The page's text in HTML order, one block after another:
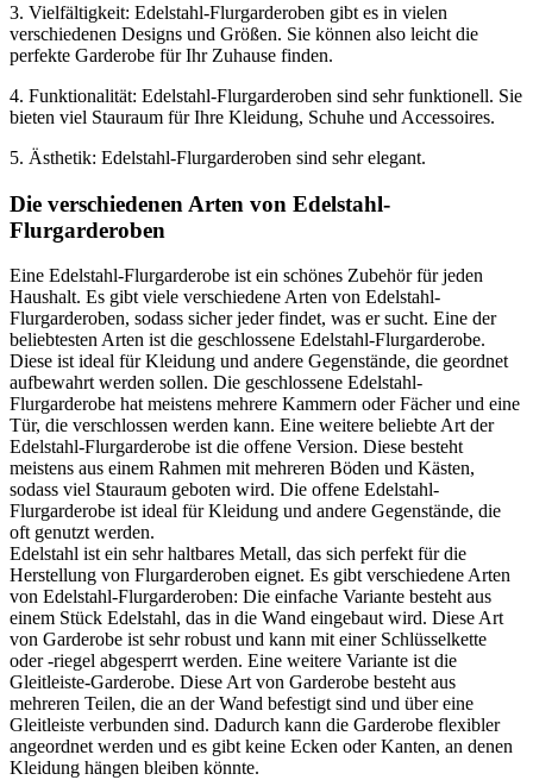
3. Vielfältigkeit: Edelstahl-Flurgarderoben gibt es in vielen
verschiedenen Designs und Größen. Sie können also leicht die
perfekte Garderobe für Ihr Zuhause finden.
4. Funktionalität: Edelstahl-Flurgarderoben sind sehr funktionell. Sie
bieten viel Stauraum für Ihre Kleidung, Schuhe und Accessoires.
5. Ästhetik: Edelstahl-Flurgarderoben sind sehr elegant.
Die verschiedenen Arten von Edelstahl-
Flurgarderoben
Eine Edelstahl-Flurgarderobe ist ein schönes Zubehör für jeden
Haushalt. Es gibt viele verschiedene Arten von Edelstahl-
Flurgarderoben, sodass sicher jeder findet, was er sucht. Eine der
beliebtesten Arten ist die geschlossene Edelstahl-Flurgarderobe.
Diese ist ideal für Kleidung und andere Gegenstände, die geordnet
aufbewahrt werden sollen. Die geschlossene Edelstahl-
Flurgarderobe hat meistens mehrere Kammern oder Fächer und eine
Tür, die verschlossen werden kann. Eine weitere beliebte Art der
Edelstahl-Flurgarderobe ist die offene Version. Diese besteht
meistens aus einem Rahmen mit mehreren Böden und Kästen,
sodass viel Stauraum geboten wird. Die offene Edelstahl-
Flurgarderobe ist ideal für Kleidung und andere Gegenstände, die
oft genutzt werden.
Edelstahl ist ein sehr haltbares Metall, das sich perfekt für die
Herstellung von Flurgarderoben eignet. Es gibt verschiedene Arten
von Edelstahl-Flurgarderoben: Die einfache Variante besteht aus
einem Stück Edelstahl, das in die Wand eingebaut wird. Diese Art
von Garderobe ist sehr robust und kann mit einer Schlüsselkette
oder -riegel abgesperrt werden. Eine weitere Variante ist die
Gleitleiste-Garderobe. Diese Art von Garderobe besteht aus
mehreren Teilen, die an der Wand befestigt sind und über eine
Gleitleiste verbunden sind. Dadurch kann die Garderobe flexibler
angeordnet werden und es gibt keine Ecken oder Kanten, an denen
Kleidung hängen bleiben könnte.